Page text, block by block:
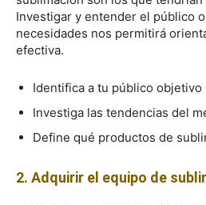
Investigar y entender el público
necesidades nos permitirá
efectiva.
Identifica a tu público objetivo
Investiga las tendencias del
Define qué productos de
2. Adquirir el equipo de